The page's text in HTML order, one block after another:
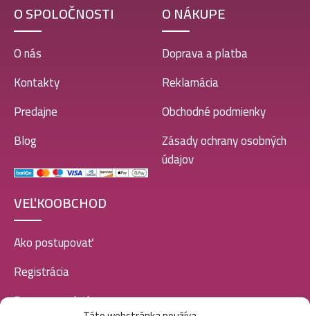
O SPOLOČNOSTI
O nás
Kontakty
Predajne
Blog
O NÁKUPE
Doprava a platba
Reklamácia
Obchodné podmienky
Zásady ochrany osobných
údajov
VEĽKOOBCHOD
Ako postupovať
Registrácia
Doprava a platba